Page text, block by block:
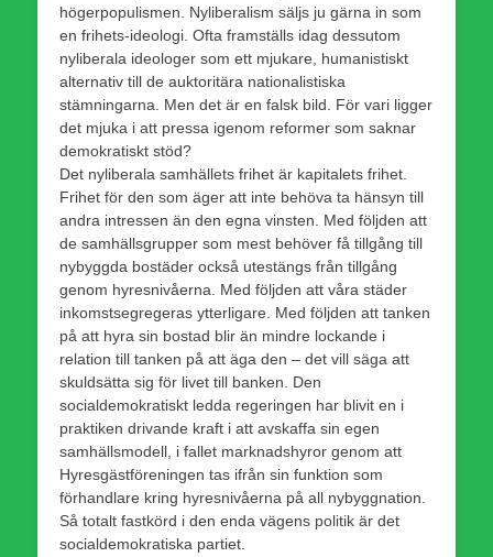
högerpopulismen. Nyliberalism säljs ju gärna in som
en frihets-ideologi. Ofta framställs idag dessutom
nyliberala ideologer som ett mjukare, humanistiskt
alternativ till de auktoritära nationalistiska
stämningarna. Men det är en falsk bild. För vari ligger
det mjuka i att pressa igenom reformer som saknar
demokratiskt stöd?
Det nyliberala samhällets frihet är kapitalets frihet.
Frihet för den som äger att inte behöva ta hänsyn till
andra intressen än den egna vinsten. Med följden att
de samhällsgrupper som mest behöver få tillgång till
nybyggda bostäder också utestängs från tillgång
genom hyresnivåerna. Med följden att våra städer
inkomstsegregeras ytterligare. Med följden att tanken
på att hyra sin bostad blir än mindre lockande i
relation till tanken på att äga den – det vill säga att
skuldsätta sig för livet till banken. Den
socialdemokratiskt ledda regeringen har blivit en i
praktiken drivande kraft i att avskaffa sin egen
samhällsmodell, i fallet marknadshyror genom att
Hyresgästföreningen tas ifrån sin funktion som
förhandlare kring hyresnivåerna på all nybyggnation.
Så totalt fastkörd i den enda vägens politik är det
socialdemokratiska partiet.